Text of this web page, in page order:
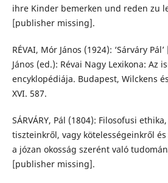
ihre Kinder bemerken und reden zu
[publisher missing].
RÉVAI, Mór János (1924): ‘Sárváry
János (ed.): Révai Nagy Lexikona: Az
encyklopédiája. Budapest, Wilckens
XVI. 587.
SÁRVÁRY, Pál (1804): Filosofusi
tiszteinkről, vagy kötelességeinkről
a józan okosság szerént való
[publisher missing].